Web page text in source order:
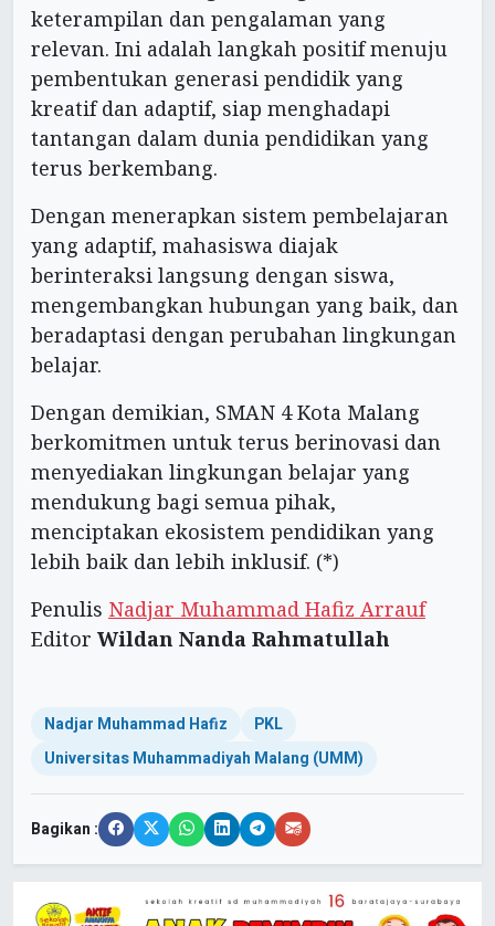
keterampilan dan pengalaman yang
relevan. Ini adalah langkah positif menuju
pembentukan generasi pendidik yang
kreatif dan adaptif, siap menghadapi
tantangan dalam dunia pendidikan yang
terus berkembang.
Dengan menerapkan sistem pembelajaran
yang adaptif, mahasiswa diajak
berinteraksi langsung dengan siswa,
mengembangkan hubungan yang baik, dan
beradaptasi dengan perubahan lingkungan
belajar.
Dengan demikian, SMAN 4 Kota Malang
berkomitmen untuk terus berinovasi dan
menyediakan lingkungan belajar yang
mendukung bagi semua pihak,
menciptakan ekosistem pendidikan yang
lebih baik dan lebih inklusif. (*)
Penulis Nadjar Muhammad Hafiz Arrauf
Editor Wildan Nanda Rahmatullah
Nadjar Muhammad Hafiz
PKL
Universitas Muhammadiyah Malang (UMM)
Bagikan :